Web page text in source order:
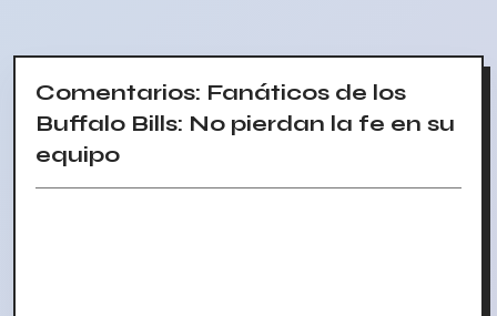
Comentarios: Fanáticos de los
Buffalo Bills: No pierdan la fe en su
equipo